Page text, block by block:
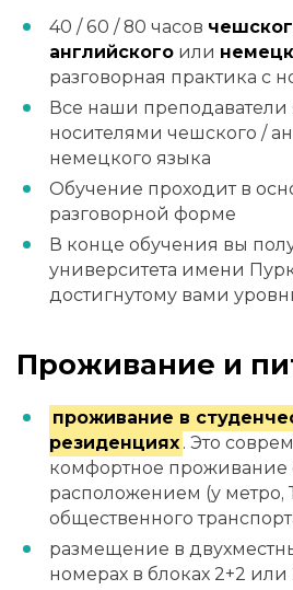
40 / 60 / 80 часов
английского или
разговорная практика с
Все наши преподаватели
носителями чешского /
немецкого языка
Обучение проходит в
разговорной форме
В конце обучения вы
университета имени
достигнутому вами
Проживание и
проживание в
резиденциях . Это
комфортное проживание
расположением (у метро,
общественного
размещение в
номерах в блоках 2+2 или